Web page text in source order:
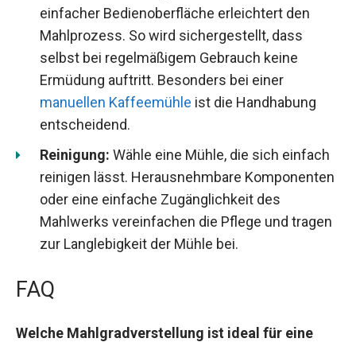
einfacher Bedienoberfläche erleichtert den
Mahlprozess. So wird sichergestellt, dass
selbst bei regelmäßigem Gebrauch keine
Ermüdung auftritt. Besonders bei einer
manuellen Kaffeemühle ist die Handhabung
entscheidend.
Reinigung: Wähle eine Mühle, die sich einfach
reinigen lässt. Herausnehmbare Komponenten
oder eine einfache Zugänglichkeit des
Mahlwerks vereinfachen die Pflege und tragen
zur Langlebigkeit der Mühle bei.
FAQ
Welche Mahlgradverstellung ist ideal für eine